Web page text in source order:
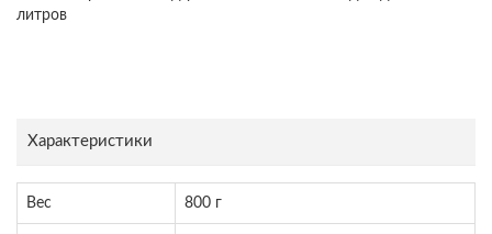
литров
Характеристики
Вес 800 г